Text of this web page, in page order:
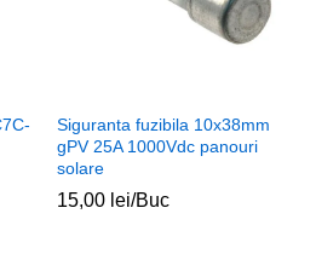
Siguranta fuzibila 10x38mm
gPV 25A 1000Vdc panouri
solare
15,00 lei/Buc